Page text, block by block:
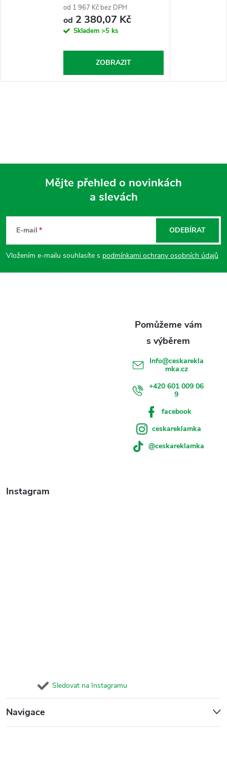
od 1 967 Kč bez DPH
od 2 380,07 Kč
Skladem >5 ks
ZOBRAZIT
p
a
Mějte přehled o novinkách
a slevách
E-mail
Vložením e-mailu souhlasíte s podmínkami ochrany osobních údajů
ODEBÍRAT
Instagram
Sledovat na Instagramu
Navigace
Info@ceskarekla
mka.cz
+420 601 009 06
9
facebook
ceskareklamka
@ceskareklamka